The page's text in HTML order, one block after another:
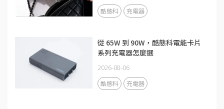
酷態科 充電器
從 65W 到 90W，酷態科電能卡片
系列充電器怎麼選
2026-08-06
酷態科 充電器